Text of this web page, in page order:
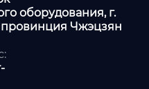
оборудования, г.
провинция Чжэцзян